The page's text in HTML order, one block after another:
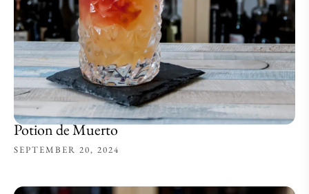
Potion de Muerto
SEPTEMBER 20, 2024